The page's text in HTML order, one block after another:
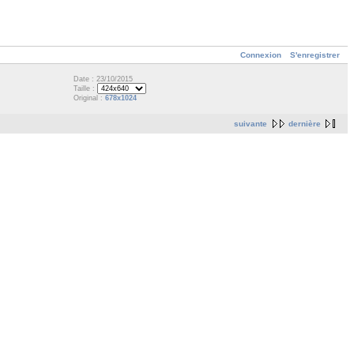
Connexion S'enregistrer
Date : 23/10/2015
Taille :
Original : 678x1024
suivante dernière